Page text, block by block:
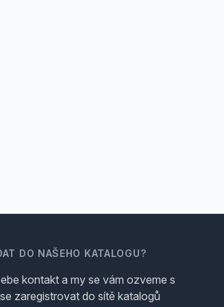
DO NAŠEHO KATALOGU?
kontakt a my se vám ozveme s
zaregistrovat do sítě katalogů